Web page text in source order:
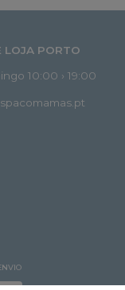
LOJA PORTO
10:00 › 19:00